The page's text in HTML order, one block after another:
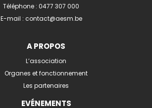
Téléphone : 0477 307 000
E-mail : contact@aesm.be
A PROPOS
L’association
Organes et fonctionnement
Les partenaires
EVÉNEMENTS